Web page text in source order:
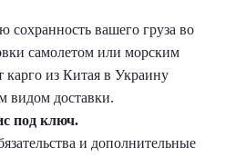
вашего груза во
самолетом или морским
карго из Китая в Украину
видом доставки.
под ключ.
и дополнительные